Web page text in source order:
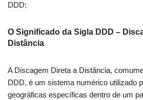
DDD:
O Significado da Sigla DDD –
Distância
A Discagem Direta a Distância,
DDD, é um sistema numérico utilizado
geográficas específicas dentro de um